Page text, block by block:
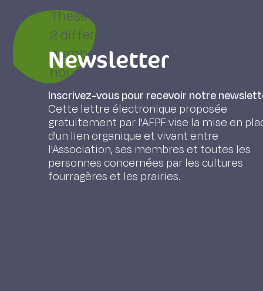
These micro-plots were
2 different levels of nitrogen
number of species sown had no
nor on the distribution of this
years; neither was there any effect
the choice of species , especially
cocksfoot, had an important
hectare. The specific diversity of
with time, and after 5 years; the
initial diversities had only 2 or 3
Newsletter
Inscrivez-vous pour recevoir notre
Cette lettre électronique proposée
gratuitement par l'AFPF vise la mise en
d'un lien organique et vivant entre
l'Association, ses membres et toutes les
personnes concernées par les cultures
fourragères et les prairies.